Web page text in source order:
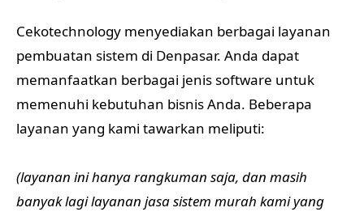
Cekotechnology menyediakan berbagai layanan
pembuatan sistem di Denpasar. Anda dapat
memanfaatkan berbagai jenis software untuk
memenuhi kebutuhan bisnis Anda. Beberapa
layanan yang kami tawarkan meliputi:
(layanan ini hanya rangkuman saja, dan masih
banyak lagi layanan jasa sistem murah kami yang